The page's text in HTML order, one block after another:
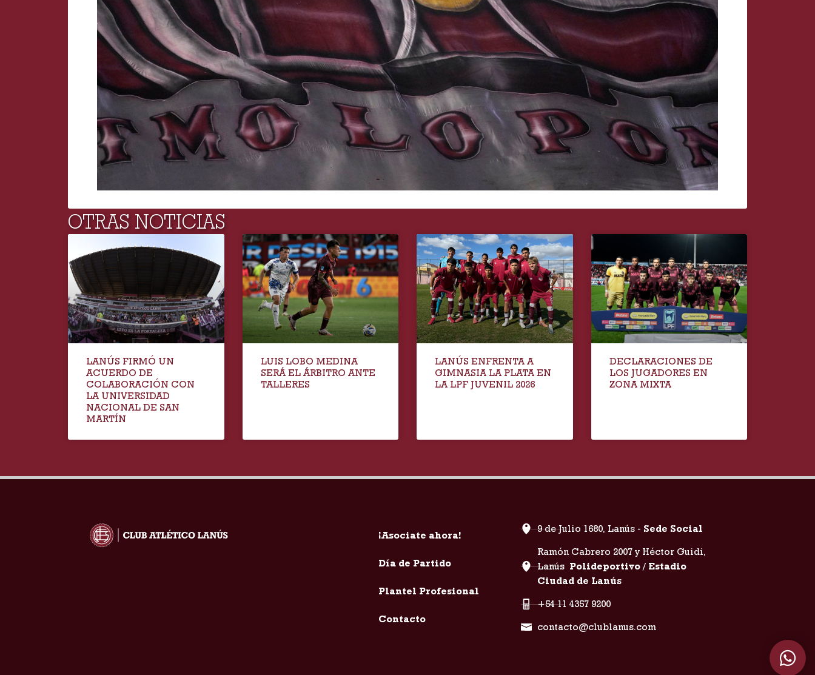
OTRAS NOTICIAS
LANÚS FIRMÓ UN
ACUERDO DE
COLABORACIÓN CON
LA UNIVERSIDAD
NACIONAL DE SAN
MARTÍN
LUIS LOBO MEDINA
SERÁ EL ÁRBITRO ANTE
TALLERES
LANÚS ENFRENTA A
GIMNASIA LA PLATA EN
LA LPF JUVENIL 2026
DECLARACIONES DE
LOS JUGADORES EN
ZONA MIXTA
¡Asociate ahora!
Día de Partido
Plantel Profesional
Contacto
9 de Julio 1680, Lanús - Sede Social
Ramón Cabrero 2007 y Héctor Guidi,
Lanús Polideportivo / Estadio
Ciudad de Lanús
+54 11 4357 9200
contacto@clublanus.com